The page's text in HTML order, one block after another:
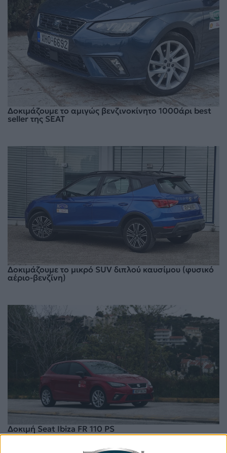
Δοκιμάζουμε το αμιγώς βενζινοκίνητο 1000άρι best
seller της SEAT
Δοκιμάζουμε το μικρό SUV διπλού καυσίμου (φυσικό
αέριο-βενζίνη)
Δοκιμή Seat Ibiza FR 110 PS